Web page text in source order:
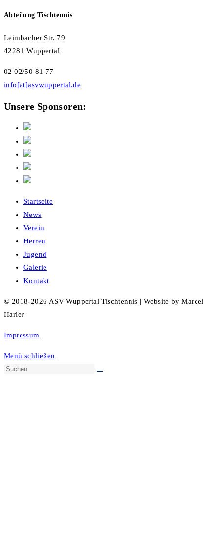
Abteilung Tischtennis
Leimbacher Str. 79
42281 Wuppertal
02 02/50 81 77
info[at]asvwuppertal.de
Unsere Sponsoren:
Startseite
News
Verein
Herren
Jugend
Galerie
Kontakt
© 2018-2026 ASV Wuppertal Tischtennis | Website by Marcel
Harler
Impressum
Menü schließen